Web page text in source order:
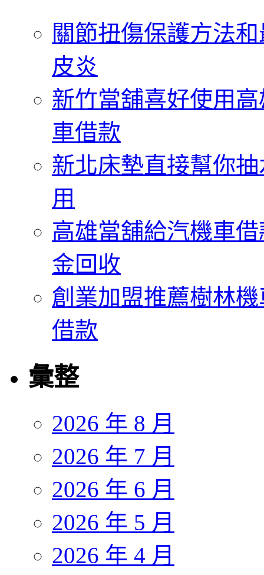
關節扭傷保護方法
皮炎
新竹當舖喜好使用
車借款
新北床墊直接幫你
用
高雄當舖給汽機車
金回收
創業加盟推薦樹林
借款
彙整
2026 年 8 月
2026 年 7 月
2026 年 6 月
2026 年 5 月
2026 年 4 月